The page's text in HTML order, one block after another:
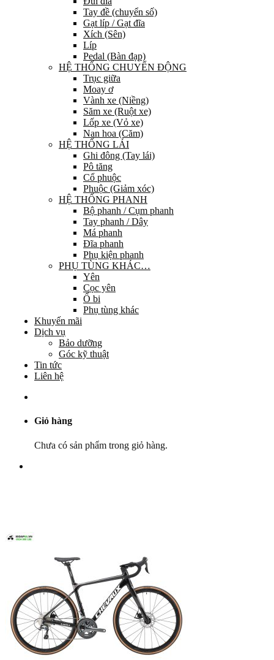
Tay đề (chuyển số)
Gạt líp / Gạt đĩa
Xích (Sên)
Líp
Pedal (Bàn đạp)
HỆ THỐNG CHUYỂN ĐỘNG
Trục giữa
Moay ơ
Vành xe (Niềng)
Săm xe (Ruột xe)
Lốp xe (Vỏ xe)
Nan hoa (Căm)
HỆ THỐNG LÁI
Ghi đông (Tay lái)
Pô tăng
Cổ phuộc
Phuộc (Giảm xóc)
HỆ THỐNG PHANH
Bộ phanh / Cụm phanh
Tay phanh / Dây
Má phanh
Đĩa phanh
Phụ kiện phanh
PHỤ TÙNG KHÁC…
Yên
Cọc yên
Ổ bi
Phụ tùng khác
Khuyến mãi
Dịch vụ
Bảo dưỡng
Góc kỹ thuật
Tin tức
Liên hệ
Giỏ hàng
Chưa có sản phẩm trong giỏ hàng.